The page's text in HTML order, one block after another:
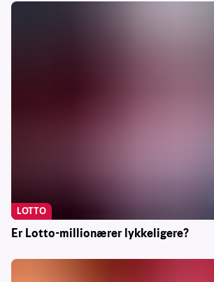
Er Lotto-millionærer lykkeligere?
LOTTO